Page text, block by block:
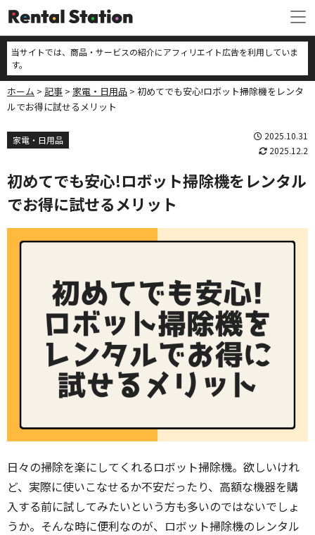
当サイトでは、商品・サービスの紹介にアフィリエイト広告を利用していま
す。
ホーム 記事 家電・日用品
初めてでも安心!ロボット掃除機をレンタ
ルでお得に試せるメリット
家電・日用品
2025.10.31
2025.12.2
初めてでも安心!ロボット掃除機をレンタル
でお得に試せるメリット
日々の掃除を楽にしてくれるロボット掃除機。欲しいけれ
ど、実際に使いこなせるか不安だったり、高額な機器を購
入する前に試してみたいという方も多いのではないでしょ
うか。そんな時に便利なのが、ロボット掃除機のレンタル